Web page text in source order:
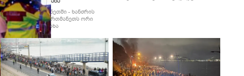
ტრაგედია საბერძნეთში - ხანძრის
ჩაქრობის დროს ერთმანეთს ორი
ვერტმფრენი შეეჯახა